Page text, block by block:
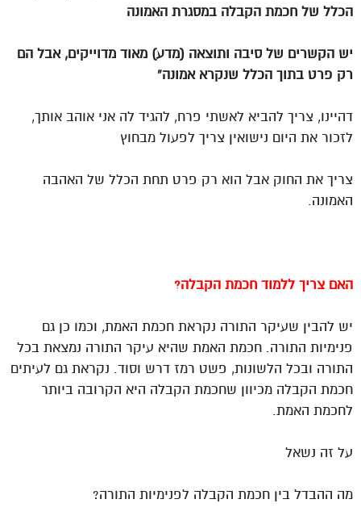
הכלל של חכמת הקבלה במסגרת האמונה
יש הקשרים של סיבה ותוצאה (מדע) מאוד מדוייקים, אבל הם
רק פרט בתוך הכלל שנקרא אמונה”
דהיינו, צריך להביא לאשתי פרח, להגיד לה אני אוהב אותך,
לזכור את היום נישואין צריך לפעול מבחוץ
צריך את החוק אבל הוא רק פרט תחת הכלל של האהבה
האמונה.
האם צריך ללמוד חכמת הקבלה?
יש להבין שעיקר התורה נקראת חכמת האמת, וכמו כן גם
פנימיות התורה. חכמת האמת שהיא עיקר התורה נמצאת בכל
התורה ובכל הלשונות, פשט רמז דרש וסוד. נקראת גם לעיתים
חכמת הקבלה מכיוון שחכמת הקבלה היא הקרובה ביותר
לחכמת האמת.
על זה נשאל
מה ההבדל בין חכמת הקבלה לפנימיות התורה?